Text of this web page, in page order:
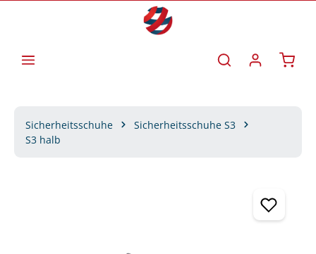
Sicherheitsschuhe
Sicherheitsschuhe S3
S3 halb